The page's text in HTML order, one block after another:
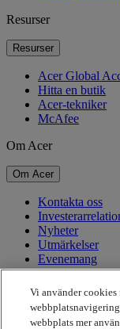
Resurser
Resurser
Acer Global
Hitta en butik
Acer-tekniker
McAfee
Om Acer
Om Acer
Kontakta oss
Nyheter
Utmärkelser
Evenemang
Hållbarhet
Hållbarhet
Vi använder
webbplats mer